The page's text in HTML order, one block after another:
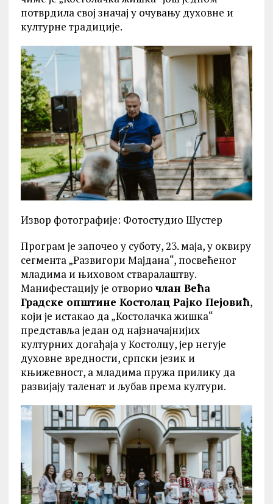
потврдила свој значај у очувању духовне и
културне традиције.
Извор фотографије: Фотостудио Шустер
Програм је започео у суботу, 23. маја, у оквиру
сегмента „Развигори Мајдана“, посвећеног
младима и њиховом стваралаштву.
Манифестацију је отвориочлан Већа
Градске општине Костолац Рајко Пејовић,
који је истакао да „Костолачка жишка“
представља један од најзначајнијих
културних догађаја у Костолцу, јер негује
духовне вредности, српски језик и
књижевност, а младима пружа прилику да
развијају таленат и љубав према култури.